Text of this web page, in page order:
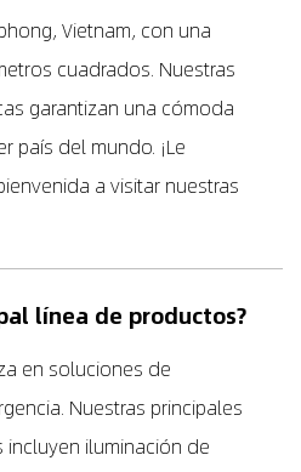
Vietnam, con una
cuadrados. Nuestras
garantizan una cómoda
país del mundo. ¡Le
a visitar nuestras
línea de productos?
en soluciones de
Nuestras principales
iluminación de